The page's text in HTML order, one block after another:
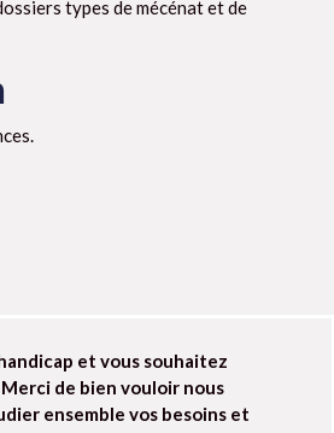
types de mécénat et de
et vous souhaitez
de bien vouloir nous
ensemble vos besoins et